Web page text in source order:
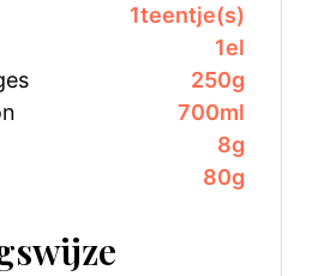
1teentje(s)
1el
250g
700ml
8g
80g